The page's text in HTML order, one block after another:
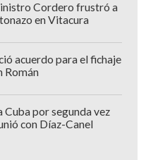
Cordero frustró a
en Vitacura
acuerdo para el fichaje
Román
Cuba por segunda vez
con Díaz-Canel